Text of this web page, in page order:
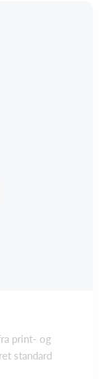
print- og
standard